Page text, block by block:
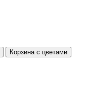
Корзина с цветами